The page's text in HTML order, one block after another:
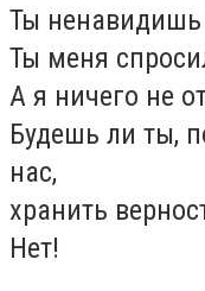
Ты
Ты меня
А я ничего не
Будешь ли ты,
нас,
хранить
Нет!